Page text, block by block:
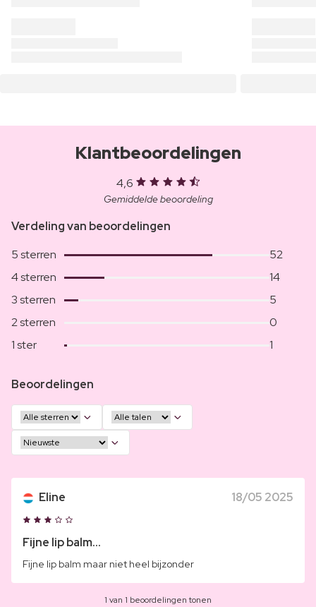
Klantbeoordelingen
4,6
Gemiddelde beoordeling
Verdeling van beoordelingen
5 sterren
52
4 sterren
14
3 sterren
5
2 sterren
0
1 ster
1
Beoordelingen
Eline 18/05 2025
Fijne lip balm...
Fijne lip balm maar niet heel bijzonder
1 van 1 beoordelingen tonen